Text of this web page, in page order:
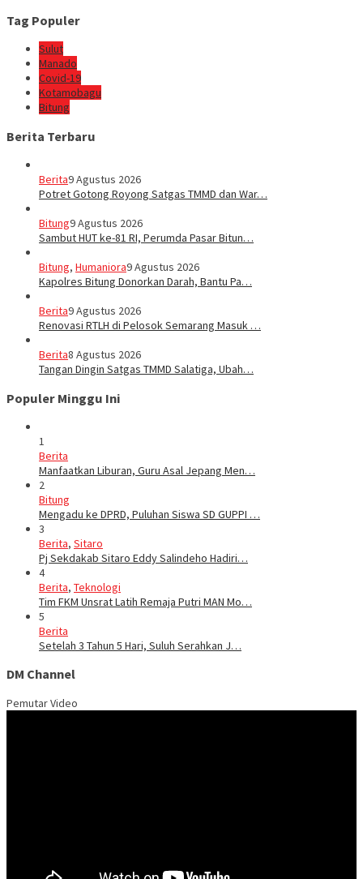
Tag Populer
Sulut
Manado
Covid-19
Kotamobagu
Bitung
Berita Terbaru
Berita9 Agustus 2026
Potret Gotong Royong Satgas TMMD dan War…
Bitung9 Agustus 2026
Sambut HUT ke-81 RI, Perumda Pasar Bitun…
Bitung, Humaniora9 Agustus 2026
Kapolres Bitung Donorkan Darah, Bantu Pa…
Berita9 Agustus 2026
Renovasi RTLH di Pelosok Semarang Masuk …
Berita8 Agustus 2026
Tangan Dingin Satgas TMMD Salatiga, Ubah…
Populer Minggu Ini
1
Berita
Manfaatkan Liburan, Guru Asal Jepang Men…
2
Bitung
Mengadu ke DPRD, Puluhan Siswa SD GUPPI …
3
Berita, Sitaro
Pj Sekdakab Sitaro Eddy Salindeho Hadiri…
4
Berita, Teknologi
Tim FKM Unsrat Latih Remaja Putri MAN Mo…
5
Berita
Setelah 3 Tahun 5 Hari, Suluh Serahkan J…
DM Channel
Pemutar Video